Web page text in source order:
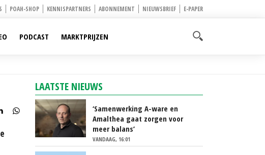
POAH-SHOP KENNISPARTNERS ABONNEMENT NIEUWSBRIEF E-PAPER
PODCAST MARKTPRIJZEN
LAATSTE NIEUWS
‘Samenwerking A-ware en
Amalthea gaat zorgen voor
meer balans’
VANDAAG, 16:01